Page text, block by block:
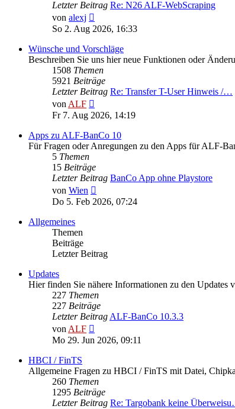
Letzter Beitrag Re: N26 ALF-WebScraping
von alexj
Beitrag
So 2. Aug 2026, 16:33
Wünsche und Vorschläge
Beschreiben Sie uns hier neue Funktionen oder
1508 Themen
5921 Beiträge
Letzter Beitrag Re: Transfer T-User Hinweis /…
vonALF
Beitrag
Fr 7. Aug 2026, 14:19
Apps zu ALF-BanCo 10
Für Fragen oder Anregungen zu den Apps für ALF-
5 Themen
15 Beiträge
Letzter Beitrag BanCo App ohne Playstore
von Wien
Beitrag
Do 5. Feb 2026, 07:24
Allgemeines
Themen
Beiträge
Letzter Beitrag
Updates
Hier finden Sie nähere Informationen zu den Updates
227 Themen
227 Beiträge
Letzter BeitragALF-BanCo 10.3.3
vonALF
Beitrag
Mo 29. Jun 2026, 09:11
HBCI / FinTS
Allgemeine Fragen zu HBCI / FinTS mit Datei,
260 Themen
1295 Beiträge
Letzter Beitrag Re: Targobank keine